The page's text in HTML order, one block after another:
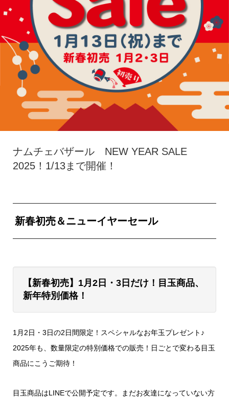
ナムチェバザール NEW YEAR SALE
2025！1/13まで開催！
新春初売＆ニューイヤーセール
【新春初売】1月2日・3日だけ！目玉商品、
新年特別価格！
1月2日・3日の2日間限定！スペシャルなお年玉プレゼント♪
2025年も、数量限定の特別価格での販売！日ごとで変わる目玉
商品にこうご期待！
目玉商品はLINEで公開予定です。まだお友達になっていない方